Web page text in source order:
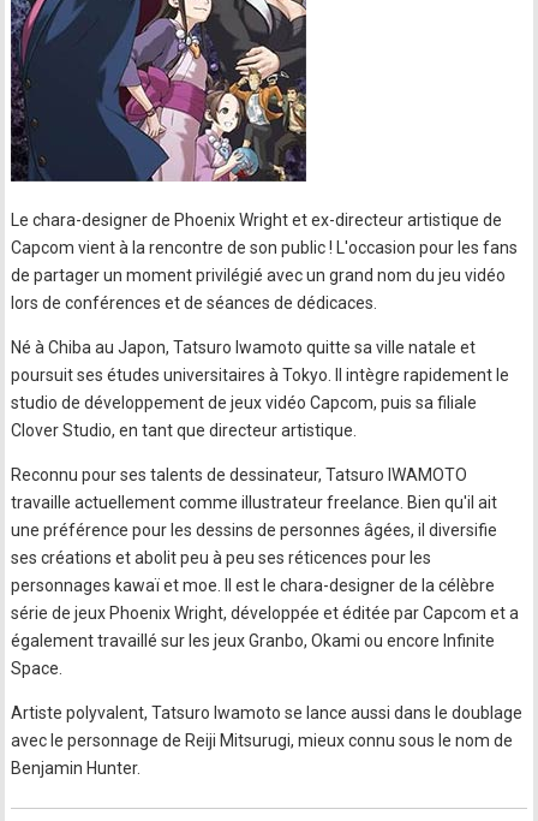
Le chara-designer de Phoenix Wright et ex-directeur artistique de
Capcom vient à la rencontre de son public ! L'occasion pour les fans
de partager un moment privilégié avec un grand nom du jeu vidéo
lors de conférences et de séances de dédicaces.
Né à Chiba au Japon, Tatsuro Iwamoto quitte sa ville natale et
poursuit ses études universitaires à Tokyo. Il intègre rapidement le
studio de développement de jeux vidéo Capcom, puis sa filiale
Clover Studio, en tant que directeur artistique.
Reconnu pour ses talents de dessinateur, Tatsuro IWAMOTO
travaille actuellement comme illustrateur freelance. Bien qu'il ait
une préférence pour les dessins de personnes âgées, il diversifie
ses créations et abolit peu à peu ses réticences pour les
personnages kawaï et moe. Il est le chara-designer de la célèbre
série de jeux Phoenix Wright, développée et éditée par Capcom et a
également travaillé sur les jeux Granbo, Okami ou encore Infinite
Space.
Artiste polyvalent, Tatsuro Iwamoto se lance aussi dans le doublage
avec le personnage de Reiji Mitsurugi, mieux connu sous le nom de
Benjamin Hunter.